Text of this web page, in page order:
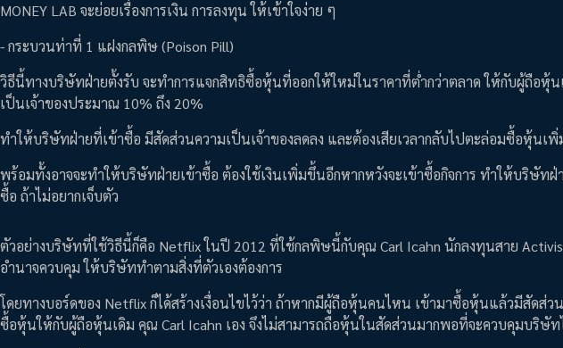
MONEY LAB จะย่อยเรื่องการเงิน การลงทุน ให้เข้าใจง่าย ๆ
- กระบวนท่าที่ 1 แฝงกลพิษ (Poison Pill)
วิธีนี้ทางบริษัทฝ่ายตั้งรับ จะทำการแจกสิทธิซื้อหุ้นที่ออกให้ใหม่ในราคาที่ต่ำกว่าตลาด ให้กับผู้ถือหุ้
เป็นเจ้าของประมาณ 10% ถึง 20%
ทำให้บริษัทฝ่ายที่เข้าซื้อ มีสัดส่วนความเป็นเจ้าของลดลง และต้องเสียเวลากลับไปตะล่อมซื้อหุ้นเพิ่
พร้อมทั้งอาจจะทำให้บริษัทฝ่ายเข้าซื้อ ต้องใช้เงินเพิ่มขึ้นอีกหากหวังจะเข้าซื้อกิจการ ทำให้บริษัท
ซื้อ ถ้าไม่อยากเจ็บตัว
ตัวอย่างบริษัทที่ใช้วิธีนี้ก็คือ Netflix ในปี 2012 ที่ใช้กลพิษนี้กับคุณ Carl Icahn นักลงทุนสาย
อำนาจควบคุม ให้บริษัททำตามสิ่งที่ตัวเองต้องการ
โดยทางบอร์ดของ Netflix ก็ได้สร้างเงื่อนไขไว้ว่า ถ้าหากมีผู้ถือหุ้นคนไหน เข้ามาซื้อหุ้นแล้วมีสัดส่
ซื้อหุ้นให้กับผู้ถือหุ้นเดิม คุณ Carl Icahn เอง จึงไม่สามารถถือหุ้นในสัดส่วนมากพอที่จะควบคุมบริษัท